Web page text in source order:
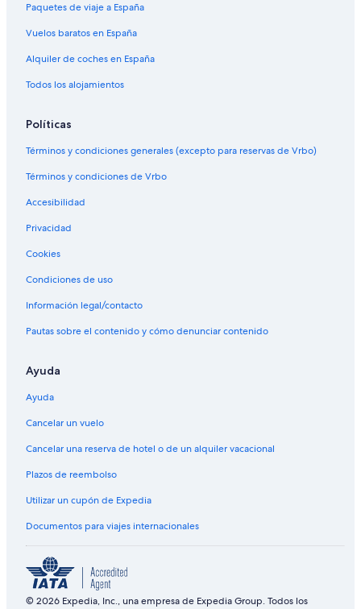
Paquetes de viaje a España
Vuelos baratos en España
Alquiler de coches en España
Todos los alojamientos
Políticas
Términos y condiciones generales (excepto para reservas de Vrbo)
Términos y condiciones de Vrbo
Accesibilidad
Privacidad
Cookies
Condiciones de uso
Información legal/contacto
Pautas sobre el contenido y cómo denunciar contenido
Ayuda
Ayuda
Cancelar un vuelo
Cancelar una reserva de hotel o de un alquiler vacacional
Plazos de reembolso
Utilizar un cupón de Expedia
Documentos para viajes internacionales
© 2026 Expedia, Inc., una empresa de Expedia Group. Todos los